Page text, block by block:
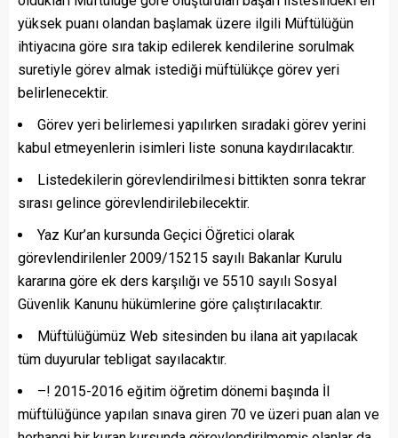
yüksek puanı olandan başlamak üzere ilgili Müftülüğün
ihtiyacına göre sıra takip edilerek kendilerine sorulmak
suretiyle görev almak istediği müftülükçe görev yeri
belirlenecektir.
Görev yeri belirlemesi yapılırken sıradaki görev yerini
kabul etmeyenlerin isimleri liste sonuna kaydırılacaktır.
Listedekilerin görevlendirilmesi bittikten sonra tekrar
sırası gelince görevlendirilebilecektir.
Yaz Kur’an kursunda Geçici Öğretici olarak
görevlendirilenler 2009/15215 sayılı Bakanlar Kurulu
kararına göre ek ders karşılığı ve 5510 sayılı Sosyal
Güvenlik Kanunu hükümlerine göre çalıştırılacaktır.
Müftülüğümüz Web sitesinden bu ilana ait yapılacak
tüm duyurular tebligat sayılacaktır.
–! 2015-2016 eğitim öğretim dönemi başında İl
müftülüğünce yapılan sınava giren 70 ve üzeri puan alan ve